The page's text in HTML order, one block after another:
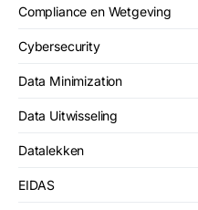
Compliance en Wetgeving
Cybersecurity
Data Minimization
Data Uitwisseling
Datalekken
EIDAS